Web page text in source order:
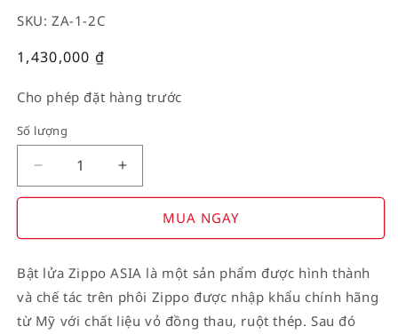
SKU: ZA-1-2C
Giá
1,430,000₫
Cho phép đặt hàng trước
Số lượng
Decrease
quantity
American
on
Flag
Increase
quantity
American
on
Flag
MUA NGAY
Bật lửa Zippo ASIA là một sản phẩm được hình thành
và chế tác trên phôi Zippo được nhập khẩu chính hãng
từ Mỹ với chất liệu vỏ đồng thau, ruột thép. Sau đó